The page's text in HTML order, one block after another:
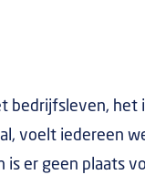
bedrijfsleven, het
voelt iedereen
is er geen plaats